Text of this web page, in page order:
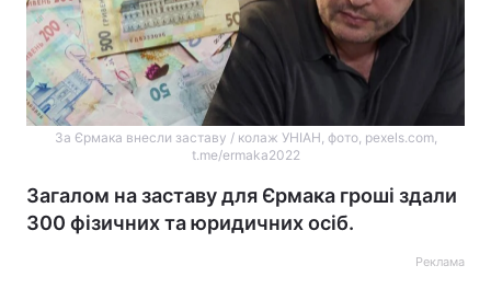
За Єрмака внесли заставу / колаж УНІАН, фото, pexels.com,
t.me/ermaka2022
Загалом на заставу для Єрмака гроші здали
300 фізичних та юридичних осіб.
Реклама